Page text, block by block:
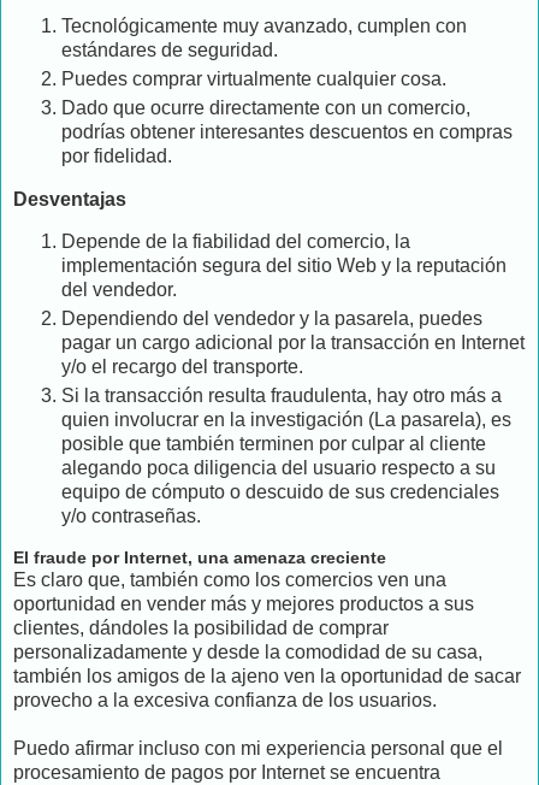
Tecnológicamente muy avanzado, cumplen con
estándares de seguridad.
Puedes comprar virtualmente cualquier cosa.
Dado que ocurre directamente con un comercio,
podrías obtener interesantes descuentos en compras
por fidelidad.
Desventajas
Depende de la fiabilidad del comercio, la
implementación segura del sitio Web y la reputación
del vendedor.
Dependiendo del vendedor y la pasarela, puedes
pagar un cargo adicional por la transacción en Internet
y/o el recargo del transporte.
Si la transacción resulta fraudulenta, hay otro más a
quien involucrar en la investigación (La pasarela), es
posible que también terminen por culpar al cliente
alegando poca diligencia del usuario respecto a su
equipo de cómputo o descuido de sus credenciales
y/o contraseñas.
El fraude por Internet, una amenaza creciente
Es claro que, también como los comercios ven una
oportunidad en vender más y mejores productos a sus
clientes, dándoles la posibilidad de comprar
personalizadamente y desde la comodidad de su casa,
también los amigos de la ajeno ven la oportunidad de sacar
provecho a la excesiva confianza de los usuarios.
Puedo afirmar incluso con mi experiencia personal que el
procesamiento de pagos por Internet se encuentra